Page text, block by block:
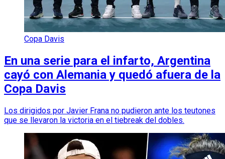
Copa Davis
En una serie para el infarto, Argentina
cayó con Alemania y quedó afuera de la
Copa Davis
Los dirigidos por Javier Frana no pudieron ante los teutones
que se llevaron la victoria en el tiebreak del dobles.